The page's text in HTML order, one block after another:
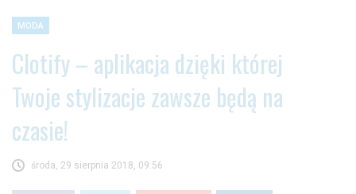
MODA
Clotify – aplikacja dzięki której
Twoje stylizacje zawsze będą na
czasie!
środa, 29 sierpnia 2018, 09:56